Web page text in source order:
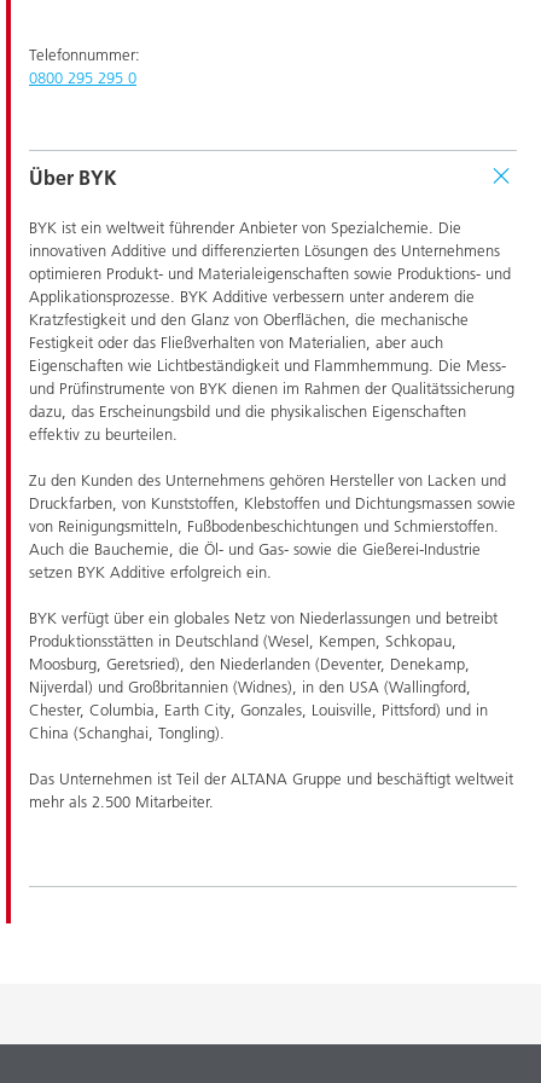
Telefonnummer:
0800 295 295 0
Über BYK
BYK ist ein weltweit führender Anbieter von Spezialchemie. Die
innovativen Additive und differenzierten Lösungen des Unternehmens
optimieren Produkt- und Materialeigenschaften sowie Produktions- und
Applikationsprozesse. BYK Additive verbessern unter anderem die
Kratzfestigkeit und den Glanz von Oberflächen, die mechanische
Festigkeit oder das Fließverhalten von Materialien, aber auch
Eigenschaften wie Lichtbeständigkeit und Flammhemmung. Die Mess-
und Prüfinstrumente von BYK dienen im Rahmen der Qualitätssicherung
dazu, das Erscheinungsbild und die physikalischen Eigenschaften
effektiv zu beurteilen.
Zu den Kunden des Unternehmens gehören Hersteller von Lacken und
Druckfarben, von Kunststoffen, Klebstoffen und Dichtungsmassen sowie
von Reinigungsmitteln, Fußbodenbeschichtungen und Schmierstoffen.
Auch die Bauchemie, die Öl- und Gas- sowie die Gießerei-Industrie
setzen BYK Additive erfolgreich ein.
BYK verfügt über ein globales Netz von Niederlassungen und betreibt
Produktionsstätten in Deutschland (Wesel, Kempen, Schkopau,
Moosburg, Geretsried), den Niederlanden (Deventer, Denekamp,
Nijverdal) und Großbritannien (Widnes), in den USA (Wallingford,
Chester, Columbia, Earth City, Gonzales, Louisville, Pittsford) und in
China (Schanghai, Tongling).
Das Unternehmen ist Teil der ALTANA Gruppe und beschäftigt weltweit
mehr als 2.500 Mitarbeiter.